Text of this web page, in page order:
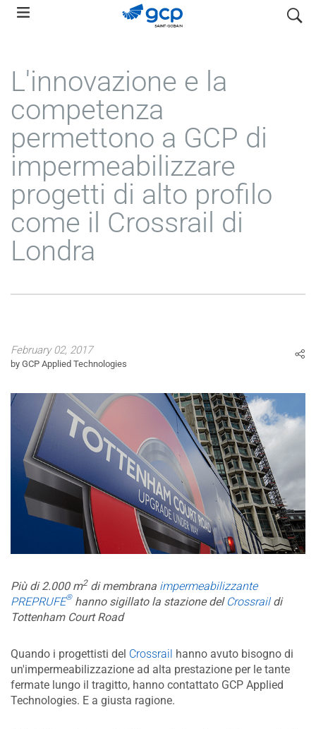
Skip
search
L'innovazione e la
competenza
permettono a GCP di
impermeabilizzare
progetti di alto profilo
come il Crossrail di
Londra
February 02, 2017
by GCP Applied Technologies
Più di 2.000 m2di membrana impermeabilizzante
PREPRUFE®hanno sigillato la stazione del Crossraildi
Tottenham Court Road
Quando i progettisti del Crossrail hanno avuto bisogno di
un'impermeabilizzazione ad alta prestazione per le tante
fermate lungo il tragitto, hanno contattato GCP Applied
Technologies. E a giusta ragione.